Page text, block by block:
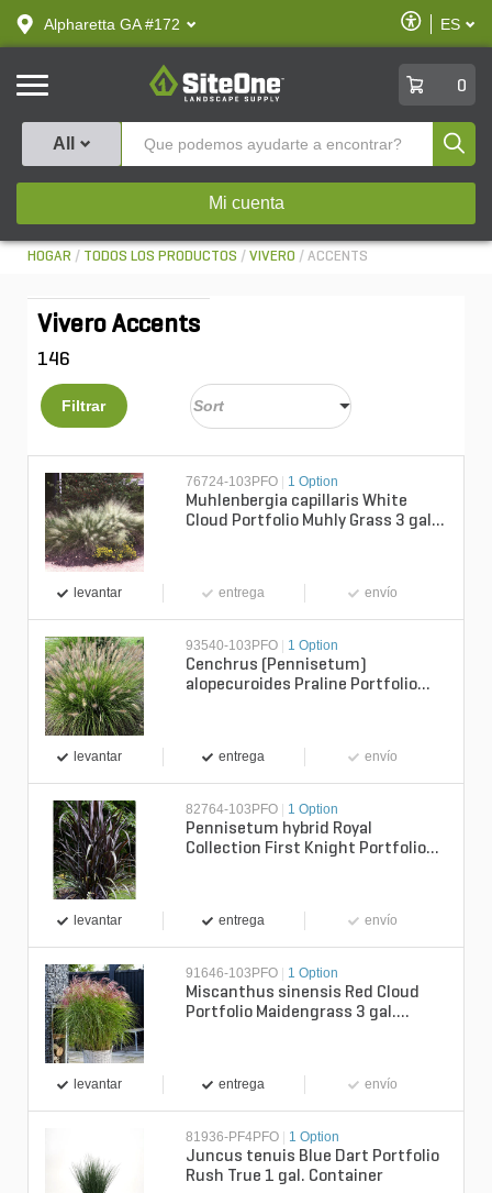
text.skipToContent
text.skipToNavigation
Alpharetta GA #172
Habilitar
ES
SiteOne
0
All
Mi cuenta
HOGAR TODOS LOS PRODUCTOS VIVERO ACCENTS
Vivero Accents
146
Filtrar
76724-103PFO 1 Option
Muhlenbergia capillaris White
Cloud Portfolio Muhly Grass 3 gal.
levantar entrega envío
93540-103PFO 1 Option
Cenchrus (Pennisetum)
alopecuroides Praline Portfolio
levantar entrega envío
82764-103PFO 1 Option
Pennisetum hybrid Royal
Collection First Knight Portfolio
levantar entrega envío
91646-103PFO 1 Option
Miscanthus sinensis Red Cloud
Portfolio Maidengrass 3 gal.
levantar entrega envío
81936-PF4PFO 1 Option
Juncus tenuis Blue Dart Portfolio
Rush True 1 gal. Container